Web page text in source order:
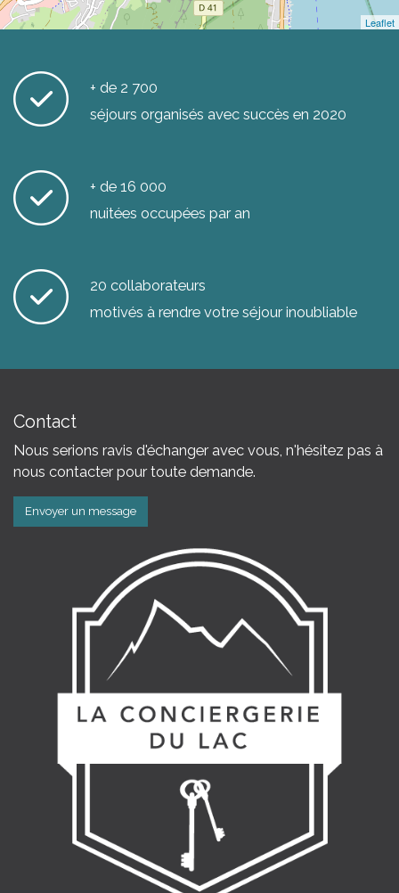
Leaflet
+ de 2 700
séjours organisés avec succès en 2020
+ de 16 000
nuitées occupées par an
20 collaborateurs
motivés à rendre votre séjour inoubliable
Contact
Nous serions ravis d'échanger avec vous, n'hésitez pas à
nous contacter pour toute demande.
Envoyer un message